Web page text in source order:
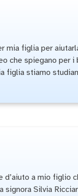
figlia per
spiegano per
figlia stiamo
a mio figlio
Silvia